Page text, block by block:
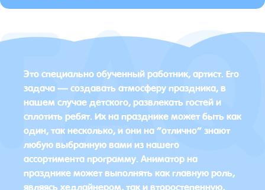
Это специально обученный работник, артист. Его
задача — создавать атмосферу праздника, в
нашем случае детского, развлекать гостей и
сплотить ребят. Их на празднике может быть как
один, так несколько, и они на “отлично” знают
любую выбранную вами из нашего
ассортимента программу. Аниматор на
празднике может выполнять как главную роль,
являясь хедлайнером, так и второстепенную,